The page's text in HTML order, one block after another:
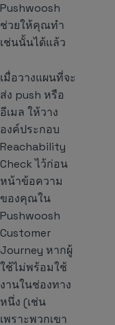
Pushwoosh
ช่วยให้คุณทำ
เช่นนั้นได้แล้ว
เมื่อวางแผนที่จะ
ส่ง push หรือ
อีเมล ให้วาง
องค์ประกอบ
Reachability
Check ไว้ก่อน
หน้าข้อความ
ของคุณใน
Pushwoosh
Customer
Journey หากผู้
ใช้ไม่พร้อมใช้
งานในช่องทาง
หนึ่ง (เช่น
เพราะพวกเขา